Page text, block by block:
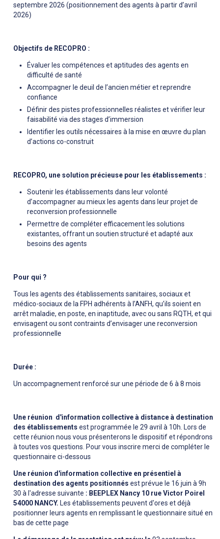
septembre 2026 (positionnement des agents à partir d’avril
2026)
Objectifs de RECOPRO :
Évaluer les compétences et aptitudes des agents en
difficulté de santé
Accompagner le deuil de l’ancien métier et reprendre
confiance
Définir des pistes professionnelles réalistes et vérifier leur
faisabilité via des stages d’immersion
Identifier les outils nécessaires à la mise en œuvre du plan
d’actions co-construit
RECOPRO, une solution précieuse pour les établissements :
Soutenir les établissements dans leur volonté
d’accompagner au mieux les agents dans leur projet de
reconversion professionnelle
Permettre de compléter efficacement les solutions
existantes, offrant un soutien structuré et adapté aux
besoins des agents
Pour qui ?
Tous les agents des établissements sanitaires, sociaux et
médico-sociaux de la FPH adhérents à l’ANFH, qu’ils soient en
arrêt maladie, en poste, en inaptitude, avec ou sans RQTH, et qui
envisagent ou sont contraints d’envisager une reconversion
professionnelle
Durée :
Un accompagnement renforcé sur une période de 6 à 8 mois
Une réunion d'information collective à distance à destination
des établissements est programmée le 29 avril à 10h. Lors de
cette réunion nous vous présenterons le dispositif et répondrons
à toutes vos questions. Pour vous inscrire merci de compléter le
questionnaire ci-dessous
Une réunion d'information collective en présentiel à
destination des agents positionnés est prévue le 16 juin à 9h
30 à l'adresse suivante : BEEPLEX Nancy 10 rue Victor Poirel
54000 NANCY. Les établissements peuvent d'ores et déjà
positionner leurs agents en remplissant le questionnaire situé en
bas de cette page